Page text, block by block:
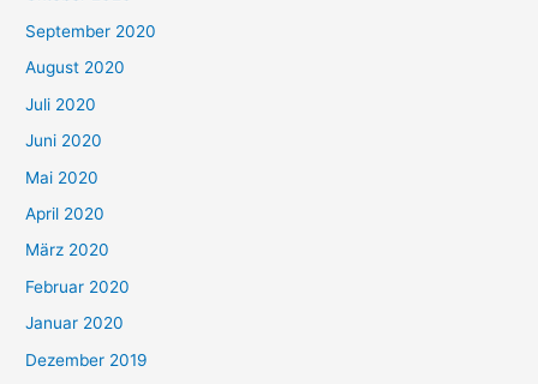
September 2020
August 2020
Juli 2020
Juni 2020
Mai 2020
April 2020
März 2020
Februar 2020
Januar 2020
Dezember 2019